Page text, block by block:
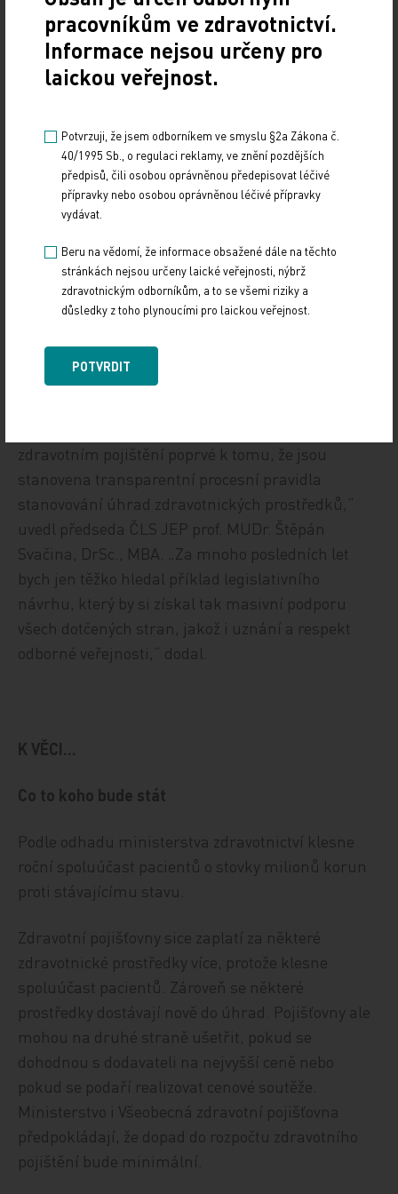
preskripčních limitů lékařů. Pokud se podaří
uspořádat soutěž v nejvýznamnějších skupinách,
mohlo by podle odhadu ministerstva zdravotnictví
dojít k úsporám desítek až stovek milionů korun.
Kategorizační strom se bude aktualizovat jednou
za rok. Nové výrobky budou zařazovány každý
měsíc, zatímco dosud přicházely jednou za půl
Návrh podpořili kromě zdravotních pojišťoven i
někteří zástupci pacientů a Česká lékařská
společnost Jana Evangelisty Purkyně. „V daném
řadě profitovat pacienti, a to při zachování
elementární udržitelnosti systému zdravotního
zdravotním pojištění poprvé k tomu, že jsou
stanovena transparentní procesní pravidla
stanovování úhrad zdravotnických prostředků,“
uvedl předseda ČLS JEP prof. MUDr. Štěpán
Svačina, DrSc., MBA. „Za mnoho posledních let
bych jen těžko hledal příklad legislativního
návrhu, který by si získal tak masivní podporu
všech dotčených stran, jakož i uznání a respekt
odborné veřejnosti,“ dodal.
K VĚCI…
Co to koho bude stát
Podle odhadu ministerstva zdravotnictví klesne
roční spoluúčast pacientů o stovky milionů korun
proti stávajícímu stavu.
Zdravotní pojišťovny sice zaplatí za některé
zdravotnické prostředky více, protože klesne
spoluúčast pacientů. Zároveň se některé
prostředky dostávají nově do úhrad. Pojišťovny ale
mohou na druhé straně ušetřit, pokud se
dohodnou s dodavateli na nejvyšší ceně nebo
pokud se podaří realizovat cenové soutěže.
Ministerstvo i Všeobecná zdravotní pojišťovna
předpokládají, že dopad do rozpočtu zdravotního
pojištění bude minimální.
pracovníkům ve zdravotnictví.
Informace nejsou určeny pro
laickou veřejnost.
Potvrzuji, že jsem odborníkem ve smyslu §2a Zákona č.
40/1995 Sb., o regulaci reklamy, ve znění pozdějších
předpisů, čili osobou oprávněnou předepisovat léčivé
přípravky nebo osobou oprávněnou léčivé přípravky
vydávat.
Beru na vědomí, že informace obsažené dále na těchto
stránkách nejsou určeny laické veřejnosti, nýbrž
zdravotnickým odborníkům, a to se všemi riziky a
důsledky z toho plynoucími pro laickou veřejnost.
POTVRDIT